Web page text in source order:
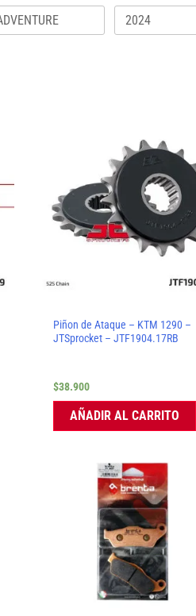
Piñon de Ataque – KTM 1290 –
JTSprocket – JTF1904.17RB
$38.900
AÑADIR AL CARRITO